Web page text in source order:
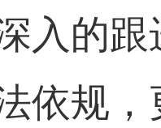
入的
依规